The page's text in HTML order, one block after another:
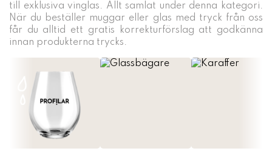
till exklusiva vinglas. Allt samlat under denna kategori.
När du beställer muggar eller glas med tryck från oss
får du alltid ett gratis korrekturförslag att godkänna
innan produkterna trycks.